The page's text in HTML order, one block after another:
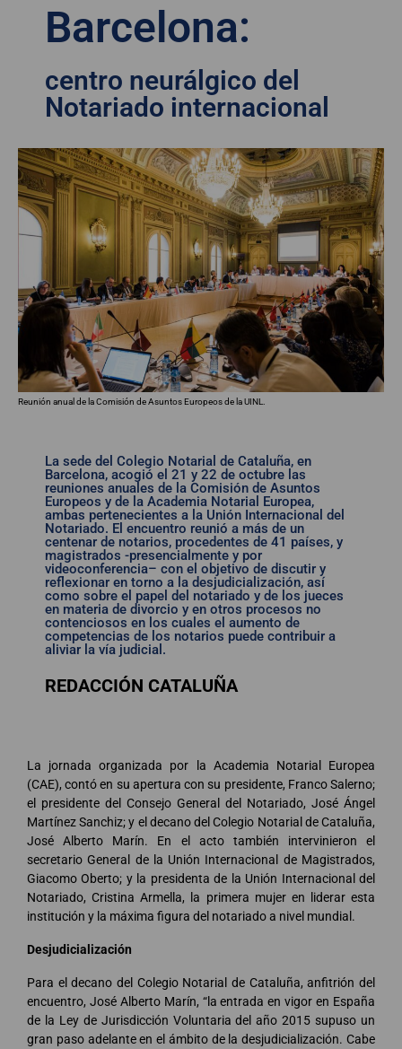
Barcelona:
centro neurálgico del
Notariado internacional
Reunión anual de la Comisión de Asuntos Europeos de la UINL.
La sede del Colegio Notarial de Cataluña, en
Barcelona, acogió el 21 y 22 de octubre las
reuniones anuales de la Comisión de Asuntos
Europeos y de la Academia Notarial Europea,
ambas pertenecientes a la Unión Internacional del
Notariado. El encuentro reunió a más de un
centenar de notarios, procedentes de 41 países, y
magistrados -presencialmente y por
videoconferencia– con el objetivo de discutir y
reflexionar en torno a la desjudicialización, así
como sobre el papel del notariado y de los jueces
en materia de divorcio y en otros procesos no
contenciosos en los cuales el aumento de
competencias de los notarios puede contribuir a
aliviar la vía judicial.
REDACCIÓN CATALUÑA
La jornada organizada por la Academia Notarial Europea
(CAE), contó en su apertura con su presidente, Franco Salerno;
el presidente del Consejo General del Notariado, José Ángel
Martínez Sanchiz; y el decano del Colegio Notarial de Cataluña,
José Alberto Marín. En el acto también intervinieron el
secretario General de la Unión Internacional de Magistrados,
Giacomo Oberto; y la presidenta de la Unión Internacional del
Notariado, Cristina Armella, la primera mujer en liderar esta
institución y la máxima figura del notariado a nivel mundial.
Desjudicialización
Para el decano del Colegio Notarial de Cataluña, anfitrión del
encuentro, José Alberto Marín, “la entrada en vigor en España
de la Ley de Jurisdicción Voluntaria del año 2015 supuso un
gran paso adelante en el ámbito de la desjudicialización. Cabe